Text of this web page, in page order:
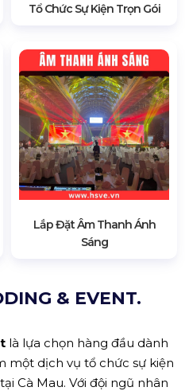
Tổ Chức Sự Kiện Trọn Gói
Lắp Đặt Âm Thanh Ánh
Sáng
& EVENT.
là lựa chọn hàng đầu dành
một dịch vụ tổ chức sự kiện
Cà Mau. Với đội ngũ nhân